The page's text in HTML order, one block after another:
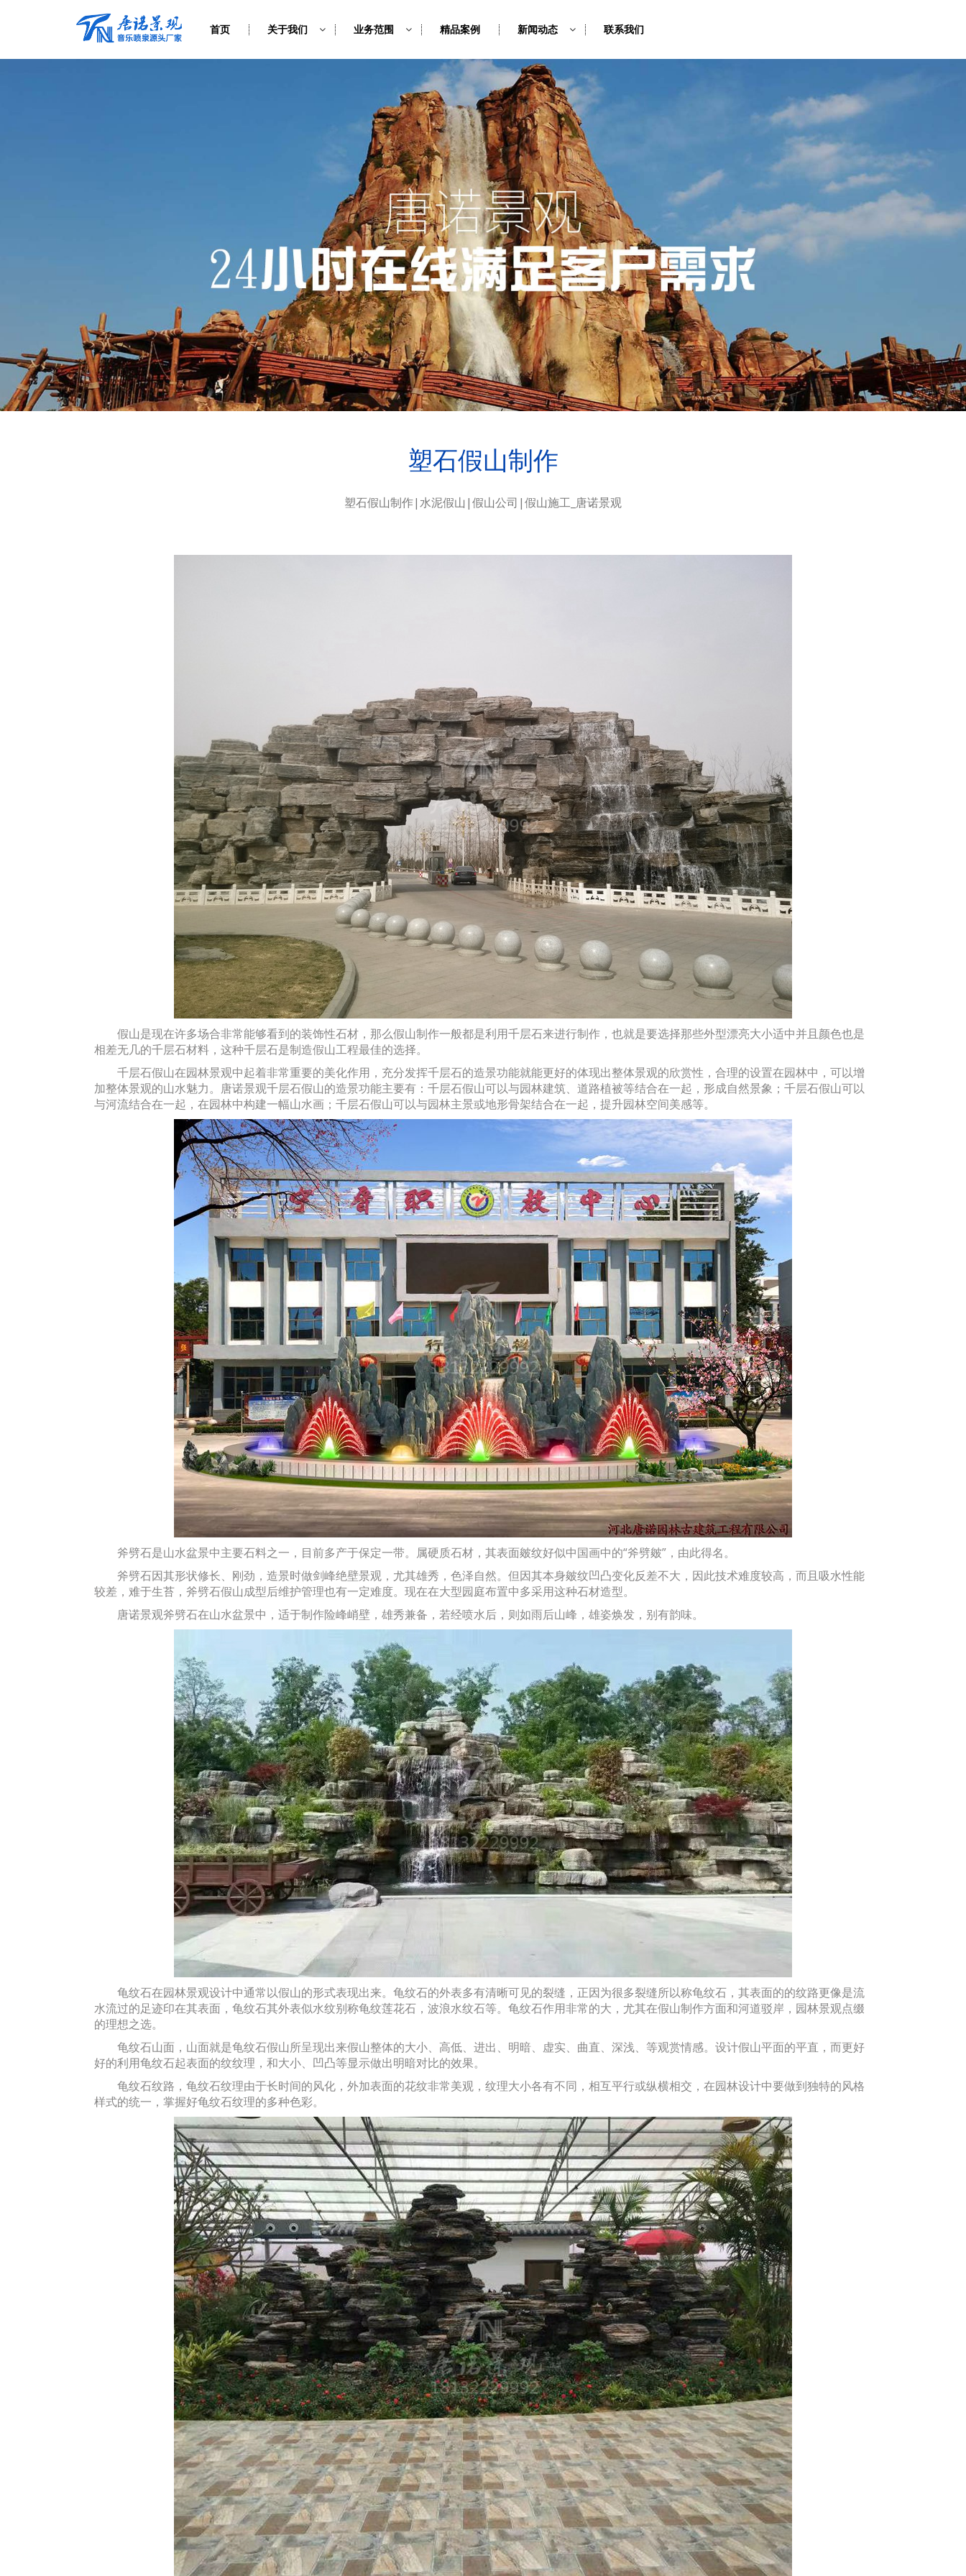
首页 关于我们 业务范围 精品案例 新闻动态 联系我们
塑石假山制作
塑石假山制作|水泥假山|假山公司|假山施工_唐诺景观
假山是现在许多场合非常能够看到的装饰性石材，那么假山制作一般都是利用千层石来进行制作，也就是要选择那些外型漂亮大小适中并且颜色也是
相差无几的千层石材料，这种千层石是制造假山工程最佳的选择。
千层石假山在园林景观中起着非常重要的美化作用，充分发挥千层石的造景功能就能更好的体现出整体景观的欣赏性，合理的设置在园林中，可以增
加整体景观的山水魅力。唐诺景观千层石假山的造景功能主要有：千层石假山可以与园林建筑、道路植被等结合在一起，形成自然景象；千层石假山可以
与河流结合在一起，在园林中构建一幅山水画；千层石假山可以与园林主景或地形骨架结合在一起，提升园林空间美感等。
斧劈石是山水盆景中主要石料之一，目前多产于保定一带。属硬质石材，其表面皴纹好似中国画中的“斧劈皴”，由此得名。
斧劈石因其形状修长、刚劲，造景时做剑峰绝壁景观，尤其雄秀，色泽自然。但因其本身皴纹凹凸变化反差不大，因此技术难度较高，而且吸水性能
较差，难于生苔，斧劈石假山成型后维护管理也有一定难度。现在在大型园庭布置中多采用这种石材造型。
唐诺景观斧劈石在山水盆景中，适于制作险峰峭壁，雄秀兼备，若经喷水后，则如雨后山峰，雄姿焕发，别有韵味。
龟纹石在园林景观设计中通常以假山的形式表现出来。龟纹石的外表多有清晰可见的裂缝，正因为很多裂缝所以称龟纹石，其表面的的纹路更像是流
水流过的足迹印在其表面，龟纹石其外表似水纹别称龟纹莲花石，波浪水纹石等。龟纹石作用非常的大，尤其在假山制作方面和河道驳岸，园林景观点缀
的理想之选。
龟纹石山面，山面就是龟纹石假山所呈现出来假山整体的大小、高低、进出、明暗、虚实、曲直、深浅、等观赏情感。设计假山平面的平直，而更好
好的利用龟纹石起表面的纹纹理，和大小、凹凸等显示做出明暗对比的效果。
龟纹石纹路，龟纹石纹理由于长时间的风化，外加表面的花纹非常美观，纹理大小各有不同，相互平行或纵横相交，在园林设计中要做到独特的风格
样式的统一，掌握好龟纹石纹理的多种色彩。